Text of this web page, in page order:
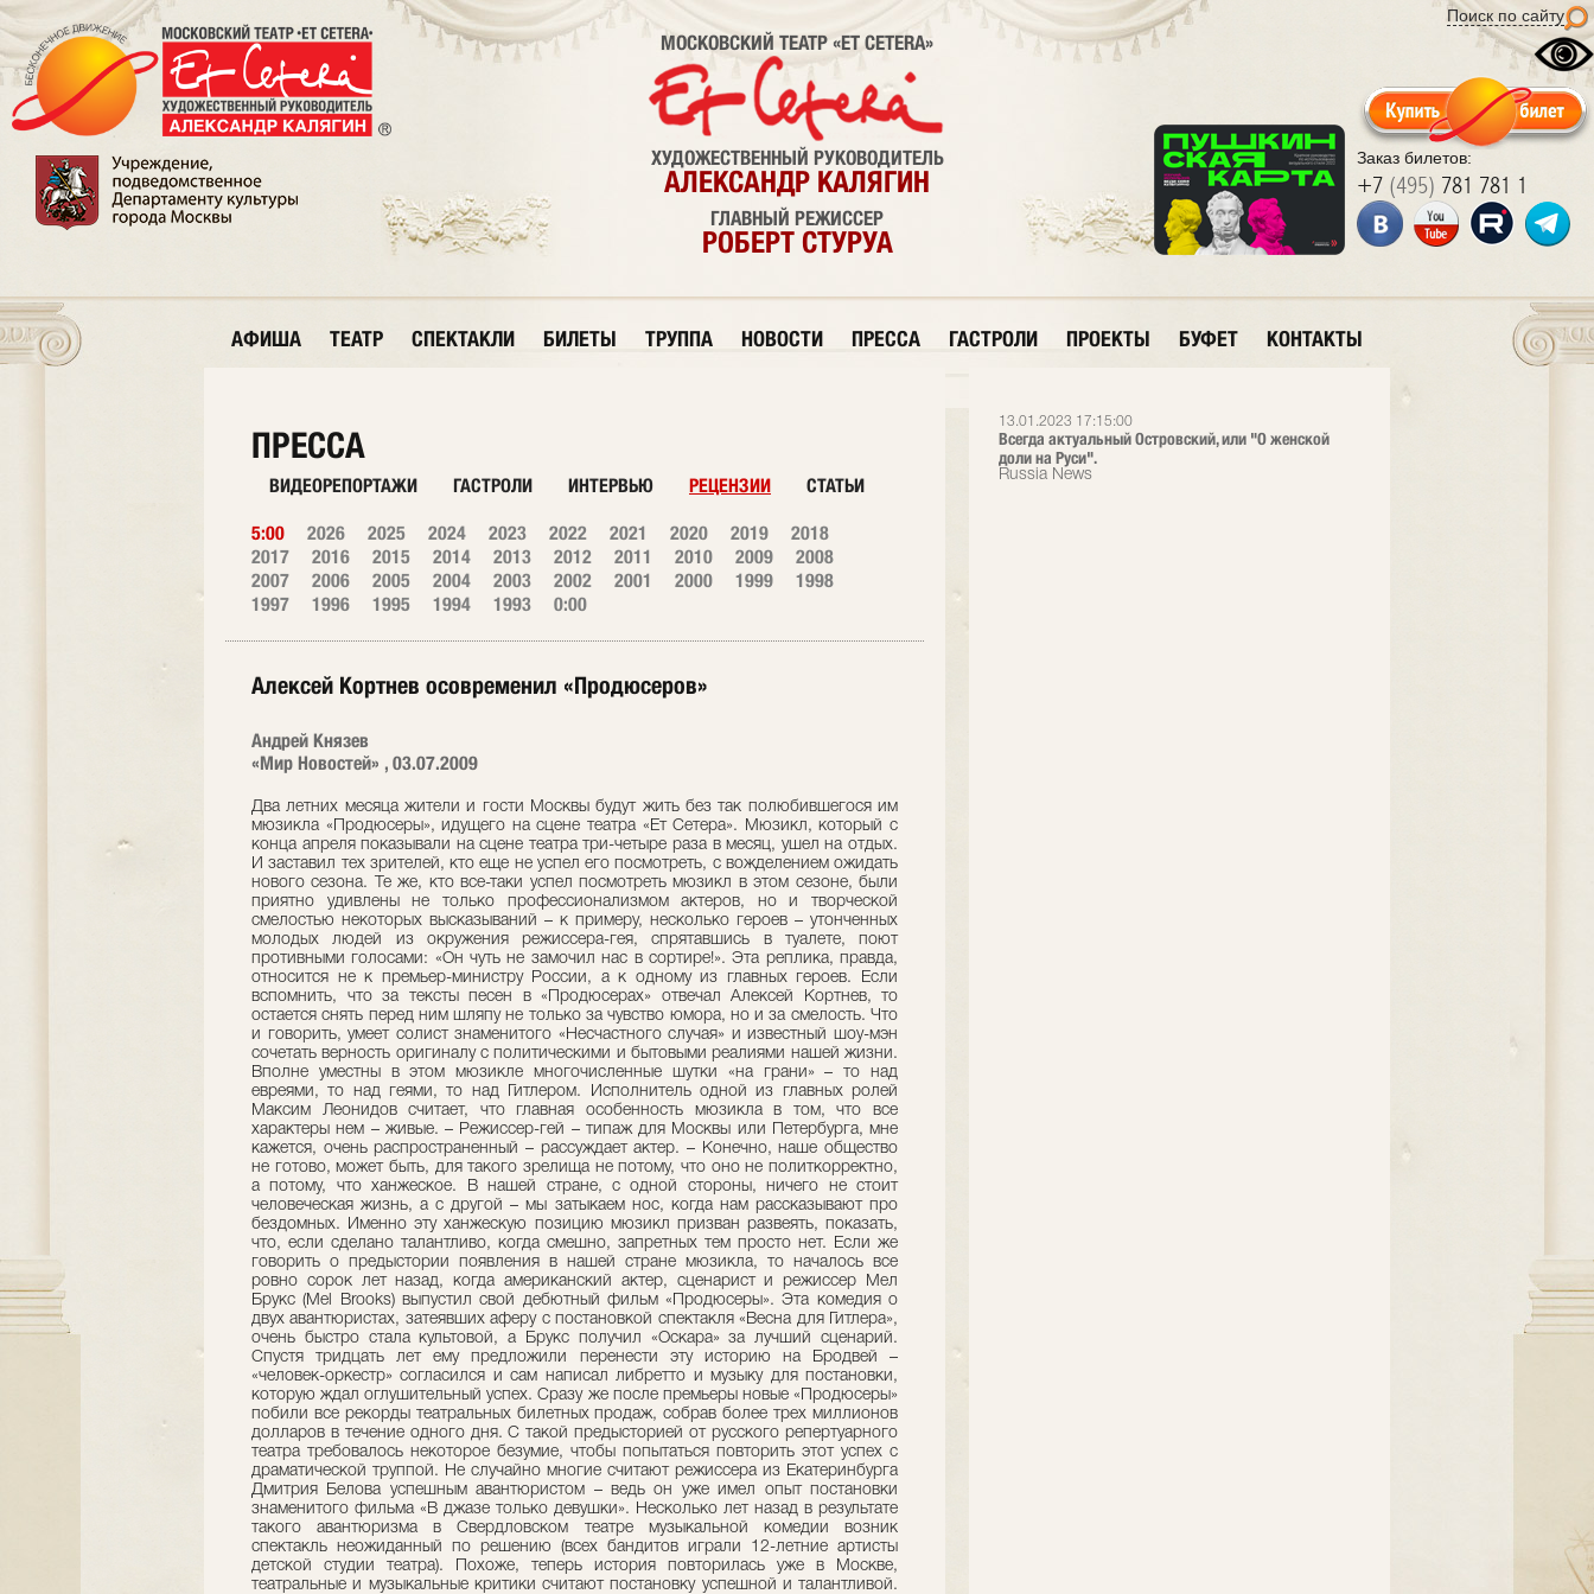
Поиск по сайту
Заказ билетов:
+7 (495) 781 781 1
МОСКОВСКИЙ ТЕАТР «ET CETERA»
ХУДОЖЕСТВЕННЫЙ РУКОВОДИТЕЛЬ
АЛЕКСАНДР КАЛЯГИН
ГЛАВНЫЙ РЕЖИССЕР
РОБЕРТ СТУРУА
АФИША ТЕАТР СПЕКТАКЛИ БИЛЕТЫ ТРУППА НОВОСТИ ПРЕССА ГАСТРОЛИ ПРОЕКТЫ БУФЕТ КОНТАКТЫ
13.01.2023 17:15:00
Всегда актуальный Островский, или "О женской
доли на Руси".
Russia News
ПРЕССА
ВИДЕОРЕПОРТАЖИ ГАСТРОЛИ ИНТЕРВЬЮ РЕЦЕНЗИИ СТАТЬИ
5:00 2026 2025 2024 2023 2022 2021 2020 2019
2018
2017
2016 2015 2014 2013 2012 2011 2010 2009
2008
2007
2006 2005 2004 2003 2002 2001 2000 1999
1998
1997
1996 1995 1994 1993 0:00
Алексей Кортнев осовременил «Продюсеров»
Андрей Князев
«Мир Новостей» , 03.07.2009
Два летних месяца жители и гости Москвы будут жить без так полюбившегося им
мюзикла «Продюсеры», идущего на сцене театра «Ет Сетера». Мюзикл, который с
конца апреля показывали на сцене театра три-четыре раза в месяц, ушел на отдых.
И заставил тех зрителей, кто еще не успел его посмотреть, с вожделением ожидать
нового сезона. Те же, кто все-таки успел посмотреть мюзикл в этом сезоне, были
приятно удивлены не только профессионализмом актеров, но и творческой
смелостью некоторых высказываний – к примеру, несколько героев – утонченных
молодых людей из окружения режиссера-гея, спрятавшись в туалете, поют
противными голосами: «Он чуть не замочил нас в сортире!». Эта реплика, правда,
относится не к премьер-министру России, а к одному из главных героев. Если
вспомнить, что за тексты песен в «Продюсерах» отвечал Алексей Кортнев, то
остается снять перед ним шляпу не только за чувство юмора, но и за смелость. Что
и говорить, умеет солист знаменитого «Несчастного случая» и известный шоу-мэн
сочетать верность оригиналу с политическими и бытовыми реалиями нашей жизни.
Вполне уместны в этом мюзикле многочисленные шутки «на грани» – то над
евреями, то над геями, то над Гитлером. Исполнитель одной из главных ролей
Максим Леонидов считает, что главная особенность мюзикла в том, что все
характеры нем – живые. – Режиссер-гей – типаж для Москвы или Петербурга, мне
кажется, очень распространенный – рассуждает актер. – Конечно, наше общество
не готово, может быть, для такого зрелища не потому, что оно не политкорректно,
а потому, что ханжеское. В нашей стране, с одной стороны, ничего не стоит
человеческая жизнь, а с другой – мы затыкаем нос, когда нам рассказывают про
бездомных. Именно эту ханжескую позицию мюзикл призван развеять, показать,
что, если сделано талантливо, когда смешно, запретных тем просто нет. Если же
говорить о предыстории появления в нашей стране мюзикла, то началось все
ровно сорок лет назад, когда американский актер, сценарист и режиссер Мел
Брукс (Mel Brooks) выпустил свой дебютный фильм «Продюсеры». Эта комедия о
двух авантюристах, затеявших аферу с постановкой спектакля «Весна для Гитлера»,
очень быстро стала культовой, а Брукс получил «Оскара» за лучший сценарий.
Спустя тридцать лет ему предложили перенести эту историю на Бродвей –
«человек-оркестр» согласился и сам написал либретто и музыку для постановки,
которую ждал оглушительный успех. Сразу же после премьеры новые «Продюсеры»
побили все рекорды театральных билетных продаж, собрав более трех миллионов
долларов в течение одного дня. С такой предысторией от русского репертуарного
театра требовалось некоторое безумие, чтобы попытаться повторить этот успех с
драматической труппой. Не случайно многие считают режиссера из Екатеринбурга
Дмитрия Белова успешным авантюристом – ведь он уже имел опыт постановки
знаменитого фильма «В джазе только девушки». Несколько лет назад в результате
такого авантюризма в Свердловском театре музыкальной комедии возник
спектакль неожиданный по решению (всех бандитов играли 12-летние артисты
детской студии театра). Похоже, теперь история повторилась уже в Москве,
театральные и музыкальные критики считают постановку успешной и талантливой.